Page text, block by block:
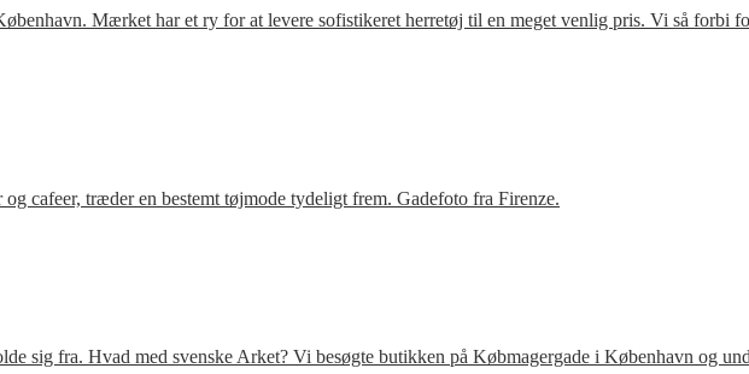
Mærket har et ry for at levere sofistikeret herretøj til en meget venlig pris. Vi så forbi
cafeer, træder en bestemt tøjmode tydeligt frem. Gadefoto fra Firenze.
sig fra. Hvad med svenske Arket? Vi besøgte butikken på Købmagergade i København og